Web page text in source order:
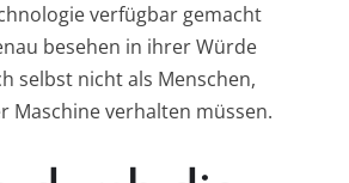
verfügbar gemacht
besehen in ihrer Würde
selbst nicht als Menschen,
Maschine verhalten müssen.